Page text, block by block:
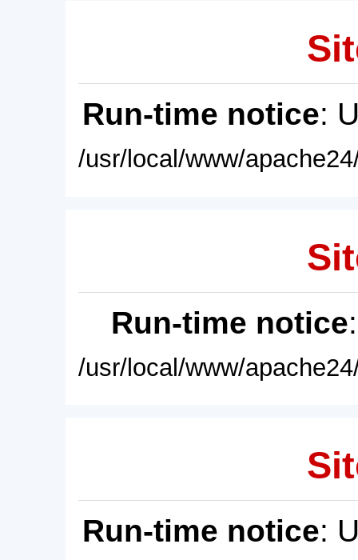
Run-time notice:
/usr/local/www/
Run-time notice
/usr/local/www/
Run-time notice: